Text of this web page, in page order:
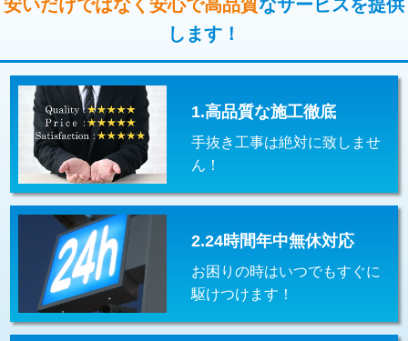
追加人工 16,500円
止水・漏水調査・防水処理・清掃・修
理・調整・分解・加工など（中作業）
22,000円
止水・漏水調査・防水処理・清掃・修
理・調整・分解・加工など（重作業）
33,000円
その他部品の脱着 8,800円～
交換・取付（タンク） 22,000円+材料費
交換・取付(単水栓（壁付・デッキ
式）)
13,200円+材料費
交換・取付(混合水栓（壁付・デッキ
式・ワンホール）)
16,500円+材料費
交換・取付(排水栓・排水トラップ
（P/S/ポップアップ））
22,000円+材料費
安いだけではなく安心で高品質なサービスを提供
します！
1.高品質な施工徹底
手抜き工事は絶対に致しませ
ん！
2.24時間年中無休対応
お困りの時はいつでもすぐに
駆けつけます！